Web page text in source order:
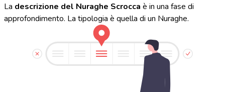
La descrizione del Nuraghe Scrocca è in una fase di
approfondimento. La tipologia è quella di un Nuraghe.